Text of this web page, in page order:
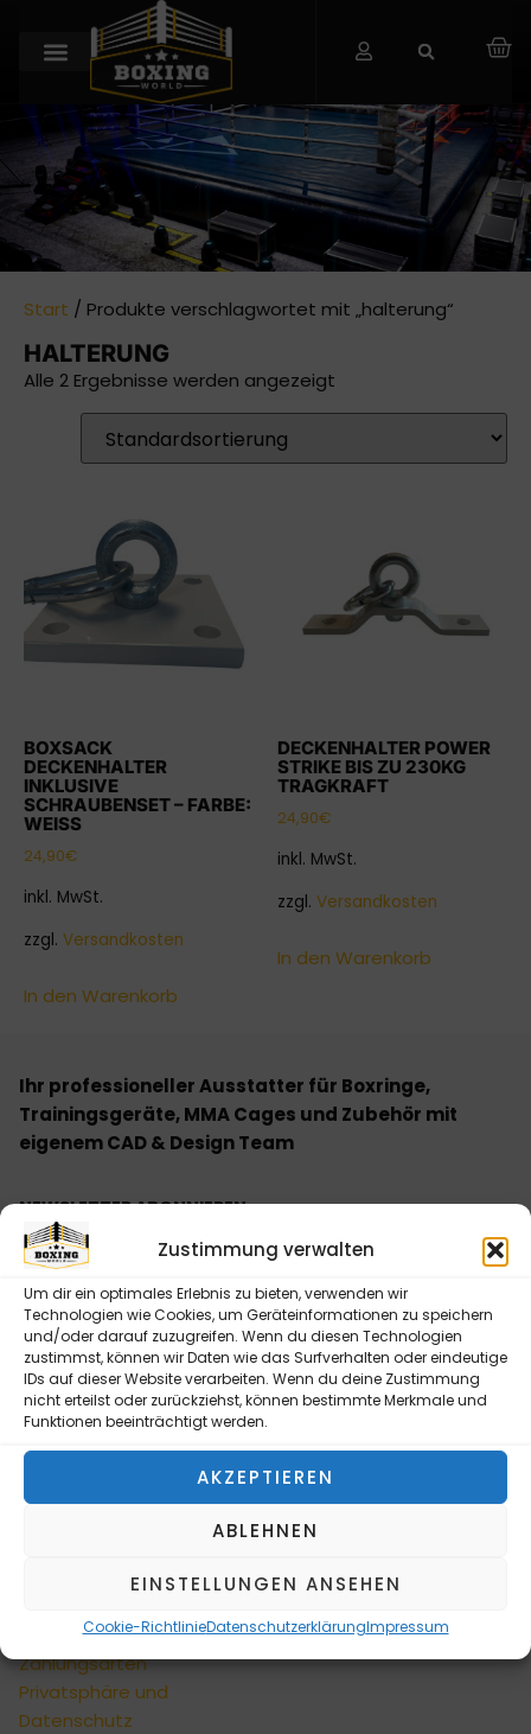
Zustimmung verwalten
Um dir ein optimales Erlebnis zu bieten, verwenden wir
Technologien wie Cookies, um Geräteinformationen zu speichern
und/oder darauf zuzugreifen. Wenn du diesen Technologien
zustimmst, können wir Daten wie das Surfverhalten oder eindeutige
IDs auf dieser Website verarbeiten. Wenn du deine Zustimmung
nicht erteilst oder zurückziehst, können bestimmte Merkmale und
Funktionen beeinträchtigt werden.
AKZEPTIEREN
ABLEHNEN
EINSTELLUNGEN ANSEHEN
Cookie-RichtlinieDatenschutzerklärungImpressum
Start / Produkte verschlagwortet mit „halterung“
HALTERUNG
Alle 2 Ergebnisse werden angezeigt
BOXSACK
DECKENHALTER
INKLUSIVE
SCHRAUBENSET – FARBE:
WEISS
24,90€
inkl. MwSt.
zzgl. Versandkosten
In den Warenkorb
DECKENHALTER POWER
STRIKE BIS ZU 230KG
TRAGKRAFT
24,90€
inkl. MwSt.
zzgl. Versandkosten
In den Warenkorb
Ihr professioneller Ausstatter für Boxringe,
Trainingsgeräte, MMA Cages und Zubehör mit
eigenem CAD & Design Team
NEWSLETTER ABONNIEREN
Bitte senden Sie mir entsprechend Ihrer
Datenschutzerklärung regelmäßig und jederzeit
widerruflich Informationen zu Ihrem Produktsortiment
per E-Mail zu.
Alternative:
INFORMATIONEN
Versandarten
Zahlungsarten
Privatsphäre und
Datenschutz